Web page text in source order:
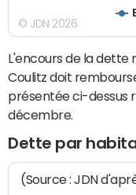
© JDN 2026
L'encours de la dette
Coulitz doit
présentée ci-dessus
décembre.
Dette par
(Source : JDN